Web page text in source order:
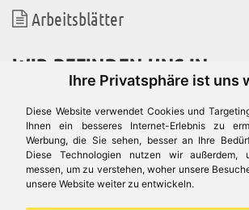
Ihre Privatsphäre ist uns
Diese Website verwendet Cookies und
Ihnen ein besseres Internet-Erlebnis zu
Werbung, die Sie sehen, besser an Ihre
Diese Technologien nutzen wir außerdem,
messen, um zu verstehen, woher unsere
unsere Website weiter zu entwickeln.
Arbeitsblätter
WIR BEFINDEN UNS IN
Es gibt uns auch in